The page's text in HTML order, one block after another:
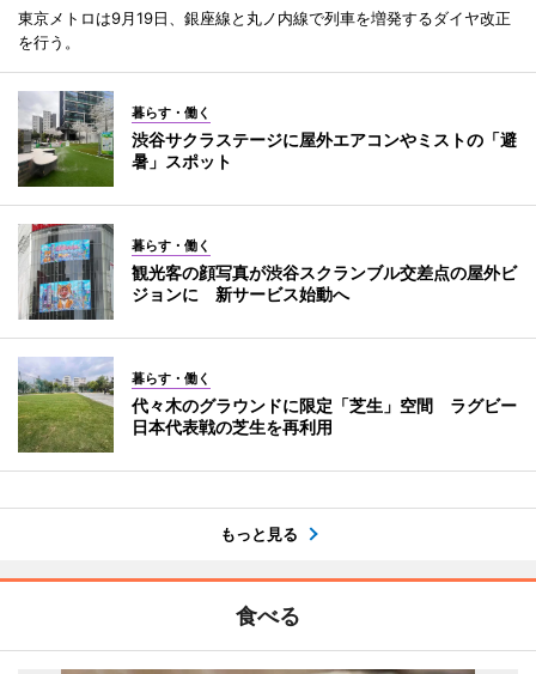
東京メトロは9月19日、銀座線と丸ノ内線で列車を増発するダイヤ改正
を行う。
暮らす・働く
渋谷サクラステージに屋外エアコンやミストの「避
暑」スポット
暮らす・働く
観光客の顔写真が渋谷スクランブル交差点の屋外ビ
ジョンに 新サービス始動へ
暮らす・働く
代々木のグラウンドに限定「芝生」空間 ラグビー
日本代表戦の芝生を再利用
もっと見る
食べる